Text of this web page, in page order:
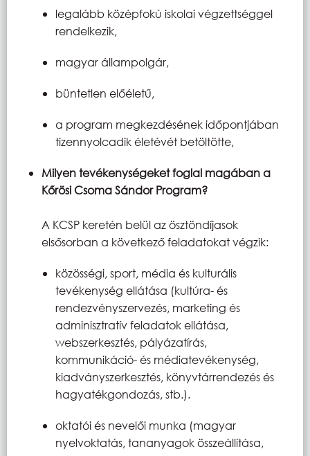
legalább középfokú iskolai végzettséggel
rendelkezik,
magyar állampolgár,
büntetlen előéletű,
a program megkezdésének időpontjában
tizennyolcadik életévét betöltötte,
Milyen tevékenységeket foglal magában a
Kőrösi Csoma Sándor Program?
A KCSP keretén belül az ösztöndíjasok
elsősorban a következő feladatokat végzik:
közösségi, sport, média és kulturális
tevékenység ellátása (kultúra- és
rendezvényszervezés, marketing és
adminisztratív feladatok ellátása,
webszerkesztés, pályázatírás,
kommunikáció- és médiatevékenység,
kiadványszerkesztés, könyvtárrendezés és
hagyatékgondozás, stb.).
oktatói és nevelői munka (magyar
nyelvoktatás, tananyagok összeállítása,